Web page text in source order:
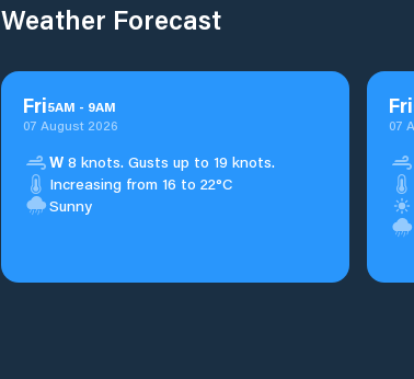
Weather Forecast
Fri5AM - 9AM
07 August 2026
W 8 knots. Gusts up to 19 knots.
Increasing from 16 to 22°C
Sunny
Fri
07